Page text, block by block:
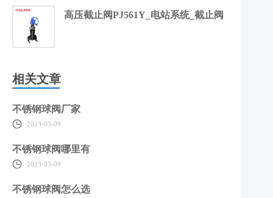
高压截止阀PJ561Y_电站系统_截止阀
相关文章
不锈钢球阀厂家
2023-03-09
不锈钢球阀哪里有
2023-03-09
不锈钢球阀怎么选